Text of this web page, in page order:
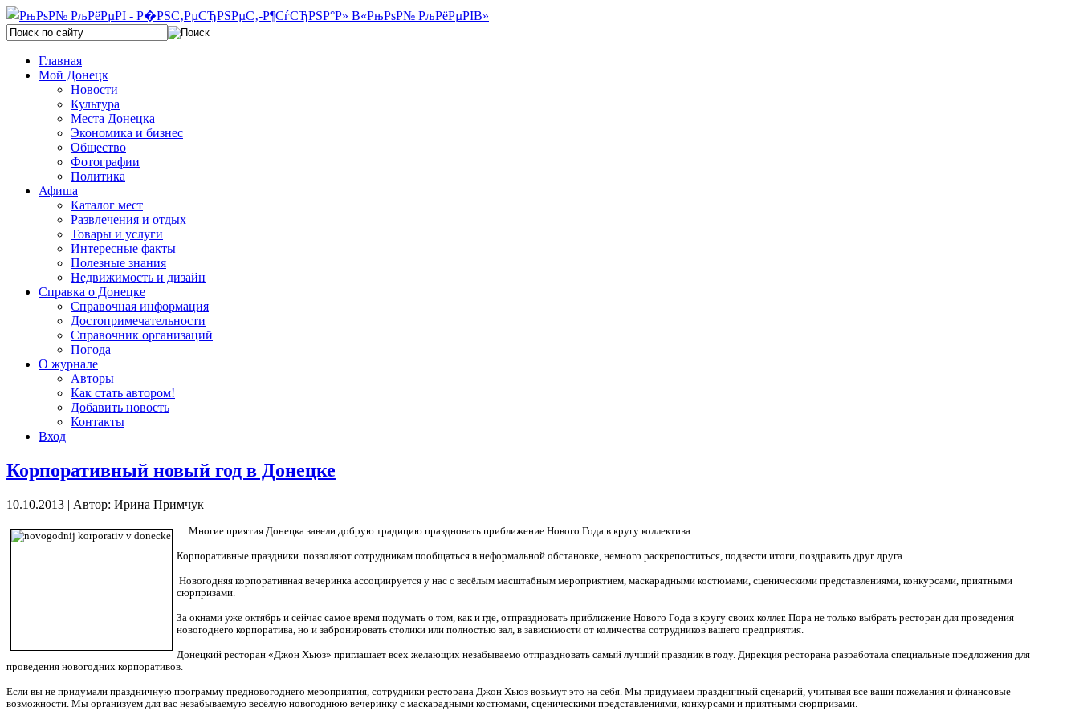
Главная
Мой Донецк
Новости
Культура
Места Донецка
Экономика и бизнес
Общество
Фотографии
Политика
Афиша
Каталог мест
Развлечения и отдых
Товары и услуги
Интересные факты
Полезные знания
Недвижимость и дизайн
Справка о Донецке
Справочная информация
Достопримечательности
Справочник организаций
Погода
О журнале
Авторы
Как стать автором!
Добавить новость
Контакты
Вход
Корпоративный новый год в Донецке
10.10.2013 | Автор: Ирина Примчук
Многие приятия Донецка завели добрую традицию праздновать приближение Нового Года в кругу коллектива.
Корпоративные праздники позволяют сотрудникам пообщаться в неформальной обстановке, немного раскрепоститься, подвести итоги, поздравить друг друга.
Новогодняя корпоративная вечеринка ассоциируется у нас с весёлым масштабным мероприятием, маскарадными костюмами, сценическими представлениями, конкурсами, приятными
сюрпризами.
За окнами уже октябрь и сейчас самое время подумать о том, как и где, отпраздновать приближение Нового Года в кругу своих коллег. Пора не только выбрать ресторан для проведения
новогоднего корпоратива, но и забронировать столики или полностью зал, в зависимости от количества сотрудников вашего предприятия.
Донецкий ресторан «Джон Хьюз» приглашает всех желающих незабываемо отпраздновать самый лучший праздник в году. Дирекция ресторана разработала специальные предложения для
проведения новогодних корпоративов.
Если вы не придумали праздничную программу предновогоднего мероприятия, сотрудники ресторана Джон Хьюз возьмут это на себя. Мы придумаем праздничный сценарий, учитывая все ваши пожелания и финансовые
возможности. Мы организуем для вас незабываемую весёлую новогоднюю вечеринку с маскарадными костюмами, сценическими представлениями, конкурсами и приятными сюрпризами.